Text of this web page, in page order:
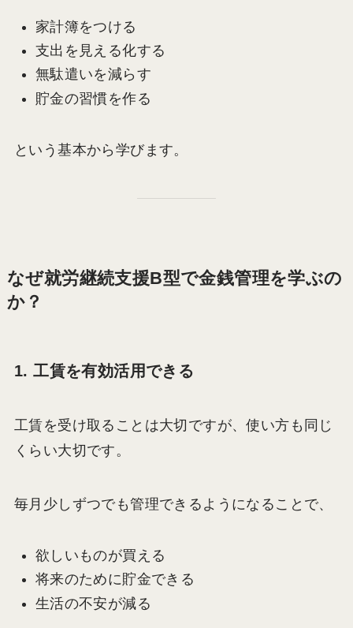
家計簿をつける
支出を見える化する
無駄遣いを減らす
貯金の習慣を作る
という基本から学びます。
なぜ就労継続支援B型で金銭管理を学ぶの
か？
1. 工賃を有効活用できる
工賃を受け取ることは大切ですが、使い方も同じ
くらい大切です。
毎月少しずつでも管理できるようになることで、
欲しいものが買える
将来のために貯金できる
生活の不安が減る